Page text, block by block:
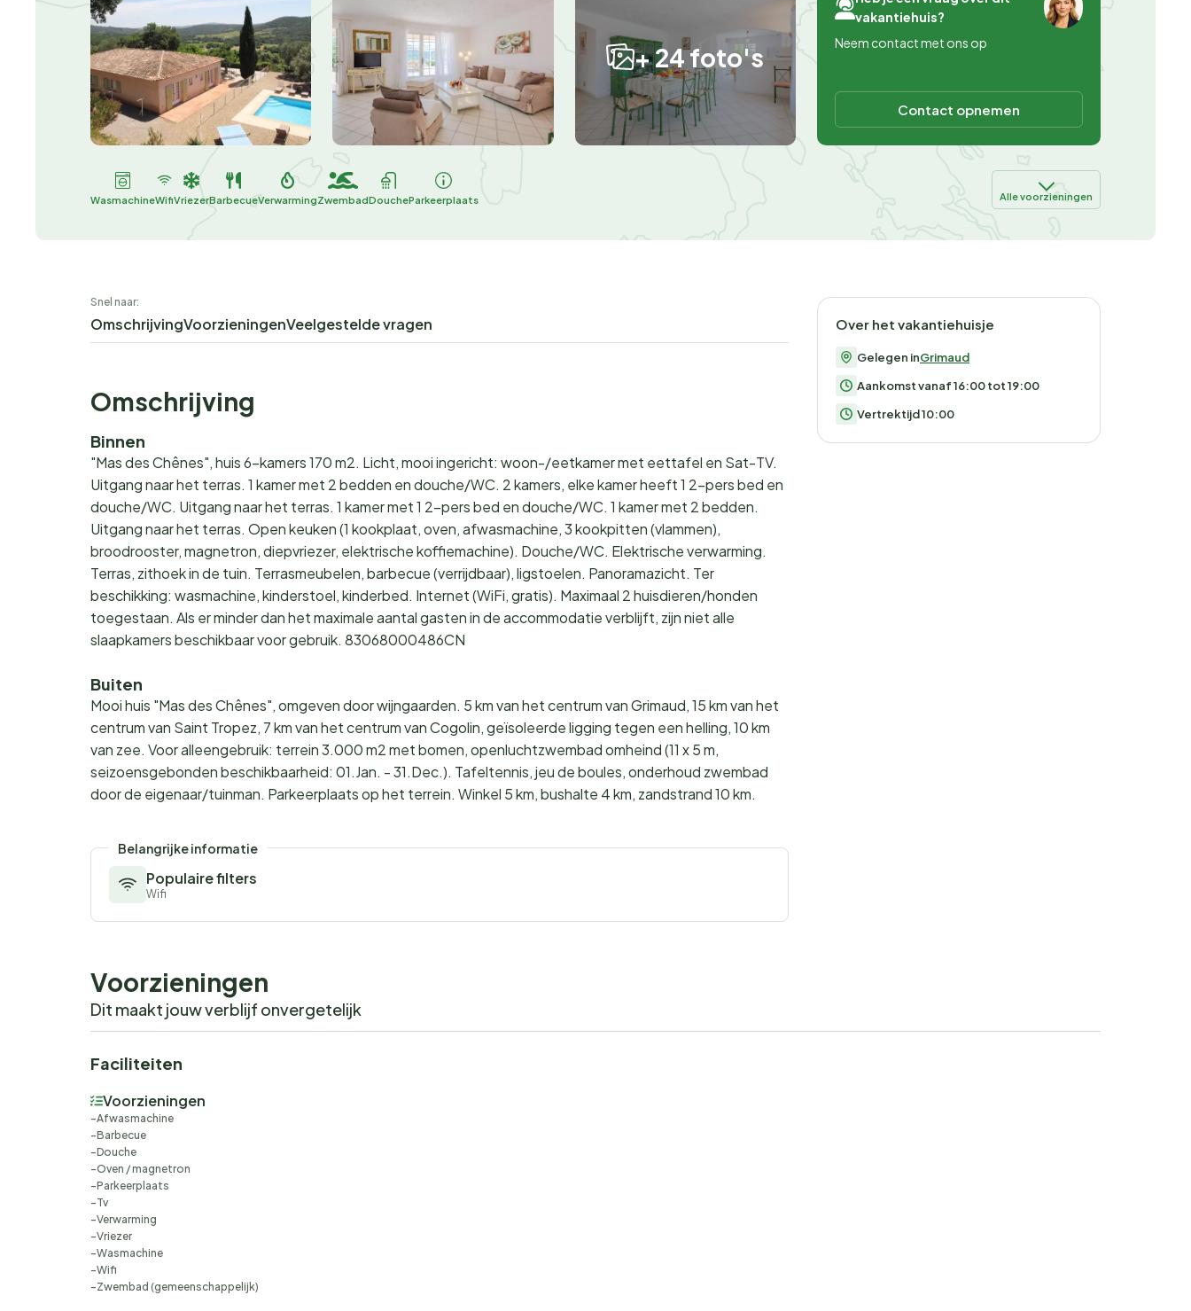
+ 24 foto's
vakantiehuis?
Neem contact met ons op
Contact opnemen
WasmachineWifiVriezerBarbecueVerwarmingZwembadDoucheParkeerplaats Alle voorzieningen
Snel naar:
OmschrijvingVoorzieningenVeelgestelde vragen
Omschrijving
Binnen
"Mas des Chênes", huis 6-kamers 170 m2. Licht, mooi ingericht: woon-/eetkamer met eettafel en Sat-TV.
Uitgang naar het terras. 1 kamer met 2 bedden en douche/WC. 2 kamers, elke kamer heeft 1 2-pers bed en
douche/WC. Uitgang naar het terras. 1 kamer met 1 2-pers bed en douche/WC. 1 kamer met 2 bedden.
Uitgang naar het terras. Open keuken (1 kookplaat, oven, afwasmachine, 3 kookpitten (vlammen),
broodrooster, magnetron, diepvriezer, elektrische koffiemachine). Douche/WC. Elektrische verwarming.
Terras, zithoek in de tuin. Terrasmeubelen, barbecue (verrijdbaar), ligstoelen. Panoramazicht. Ter
beschikking: wasmachine, kinderstoel, kinderbed. Internet (WiFi, gratis). Maximaal 2 huisdieren/honden
toegestaan. Als er minder dan het maximale aantal gasten in de accommodatie verblijft, zijn niet alle
slaapkamers beschikbaar voor gebruik. 83068000486CN
Buiten
Mooi huis "Mas des Chênes", omgeven door wijngaarden. 5 km van het centrum van Grimaud, 15 km van het
centrum van Saint Tropez, 7 km van het centrum van Cogolin, geïsoleerde ligging tegen een helling, 10 km
van zee. Voor alleengebruik: terrein 3.000 m2 met bomen, openluchtzwembad omheind (11 x 5 m,
seizoensgebonden beschikbaarheid: 01.Jan. - 31.Dec.). Tafeltennis, jeu de boules, onderhoud zwembad
door de eigenaar/tuinman. Parkeerplaats op het terrein. Winkel 5 km, bushalte 4 km, zandstrand 10 km.
Belangrijke informatie
Populaire filters
Wifi
Over het vakantiehuisje
Gelegen inGrimaud
Aankomst vanaf 16:00 tot 19:00
Vertrektijd 10:00
Voorzieningen
Dit maakt jouw verblijf onvergetelijk
Faciliteiten
Voorzieningen
Afwasmachine
Barbecue
Douche
Oven / magnetron
Parkeerplaats
Tv
Verwarming
Vriezer
Wasmachine
Wifi
Zwembad (gemeenschappelijk)